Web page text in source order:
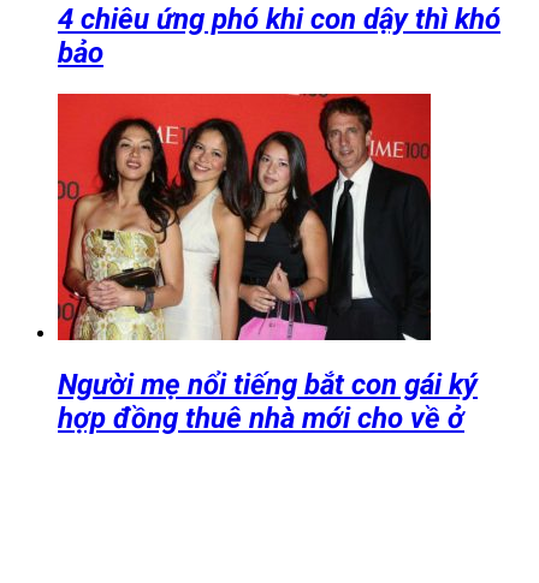
4 chiêu ứng phó khi con dậy thì khó
bảo
Người mẹ nổi tiếng bắt con gái ký
hợp đồng thuê nhà mới cho về ở